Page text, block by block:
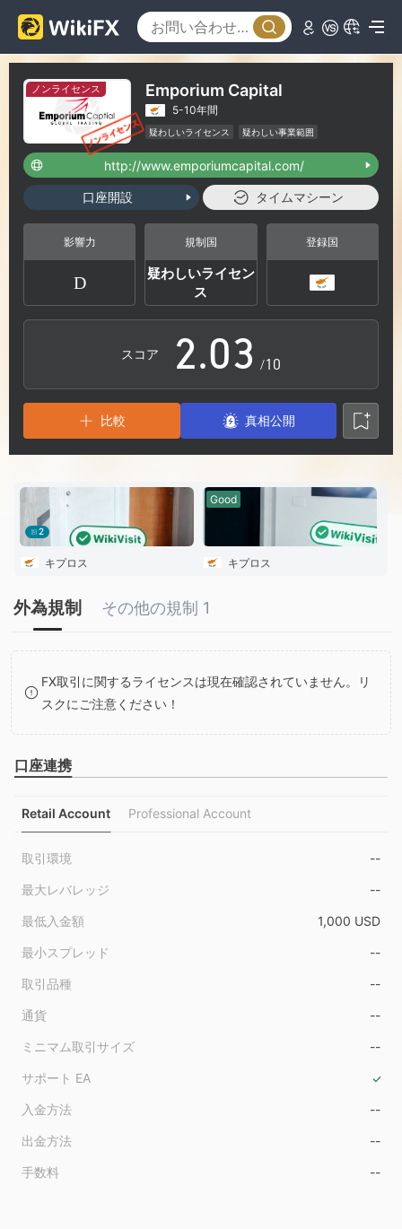
ノンライセンス Emporium Capital
5-10年間
疑わしいライセンス
疑わしい事業範囲
ハイリスクレベル
http://www.emporiumcapital.com/
口座開設 タイムマシーン
影響力
D
規制国
疑わしいライセン
ス
登録国
スコア
0
1
2
3
4
5
6
7
8
.0
1
2
3
4
6
8
9
0
1
2
3
4
5
6
7
9
/10
比較 真相公開
2
キプロス
Good
キプロス
外為規制 その他の規制 1
FX取引に関するライセンスは現在確認されていません。リ
スクにご注意ください！
口座連携
Retail Account Professional Account
取引環境 --
最大レバレッジ --
最低入金額 1,000 USD
最小スプレッド --
取引品種 --
通貨 --
ミニマム取引サイズ --
サポート EA
入金方法 --
出金方法 --
手数料 --